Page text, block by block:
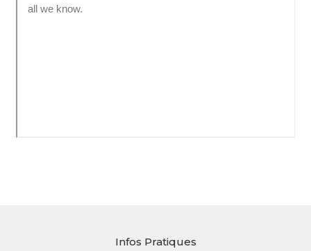
Infos Pratiques